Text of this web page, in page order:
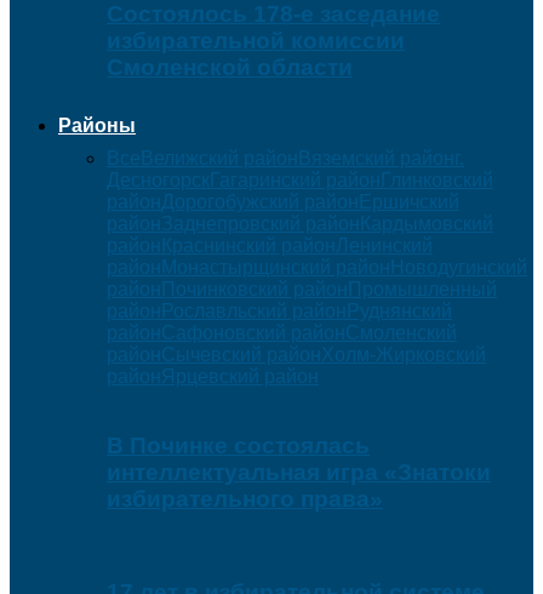
Состоялось 178-е заседание
избирательной комиссии
Смоленской области
Районы
Все Велижский район Вяземский районг.
Десногорск Гагаринский район Глинковский
район Дорогобужский район Ершичский
район Заднепровский район Кардымовский
район Краснинский район Ленинский
район Монастырщинский район Новодугинский
район Починковский район Промышленный
район Рославльский район Руднянский
районСафоновский районСмоленский
районСычевский районХолм-Жирковский
район Ярцевский район
В Починке состоялась
интеллектуальная игра «Знатоки
избирательного права»